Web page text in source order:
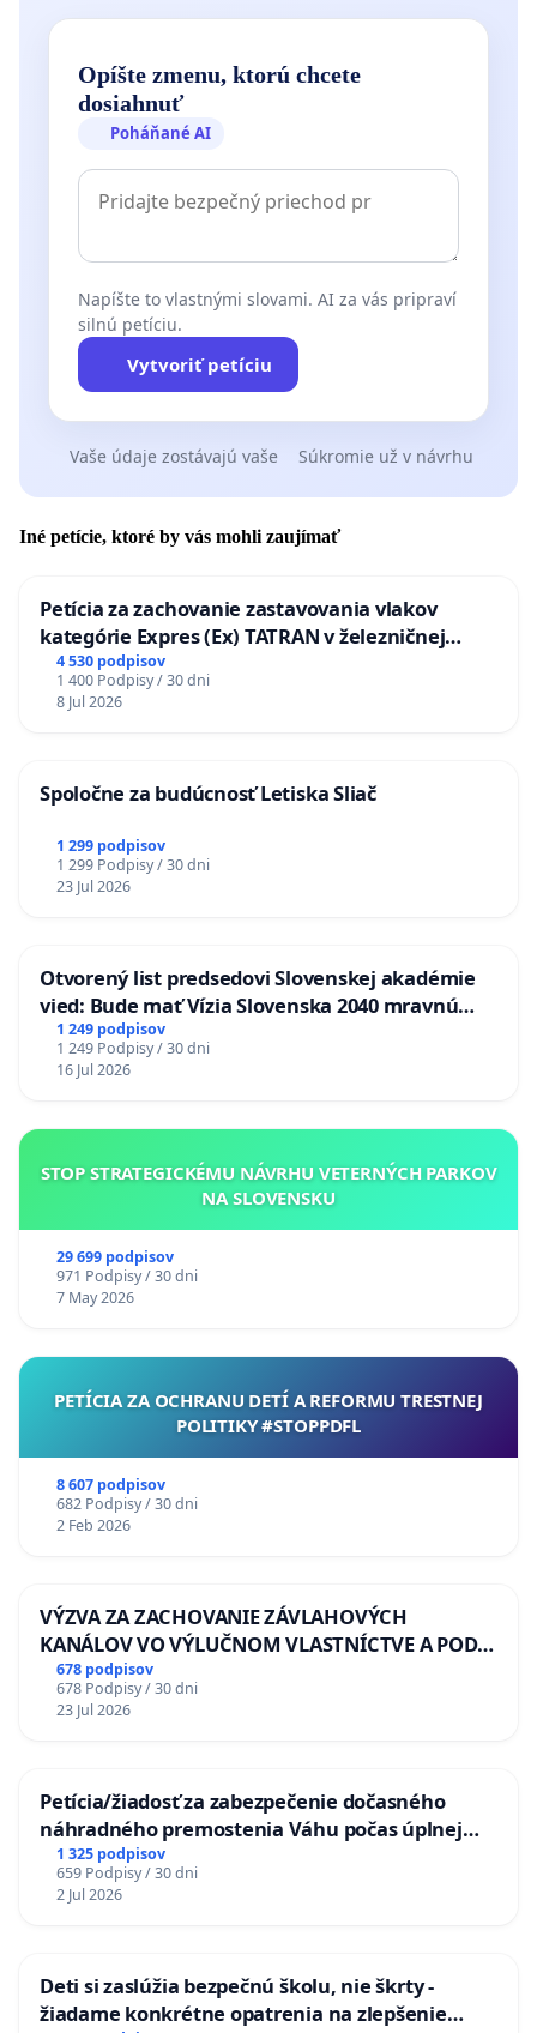
Opíšte zmenu, ktorú chcete
dosiahnuť
Poháňané AI
Napíšte to vlastnými slovami. AI za vás pripraví
silnú petíciu.
Vytvoriť petíciu
Vaše údaje zostávajú vaše Súkromie už v návrhu
Iné petície, ktoré by vás mohli zaujímať
Petícia za zachovanie zastavovania vlakov
kategórie Expres (Ex) TATRAN v železničnej
stanici Púchov
4 530 podpisov
1 400 Podpisy / 30 dni
8 Jul 2026
Spoločne za budúcnosť Letiska Sliač
1 299 podpisov
1 299 Podpisy / 30 dni
23 Jul 2026
Otvorený list predsedovi Slovenskej akadémie
vied: Bude mať Vízia Slovenska 2040 mravnú
chrbticu?
1 249 podpisov
1 249 Podpisy / 30 dni
16 Jul 2026
STOP STRATEGICKÉMU NÁVRHU VETERNÝCH PARKOV
NA SLOVENSKU
29 699 podpisov
971 Podpisy / 30 dni
7 May 2026
PETÍCIA ZA OCHRANU DETÍ A REFORMU TRESTNEJ
POLITIKY #STOPPDFL
8 607 podpisov
682 Podpisy / 30 dni
2 Feb 2026
VÝZVA ZA ZACHOVANIE ZÁVLAHOVÝCH
KANÁLOV VO VÝLUČNOM VLASTNÍCTVE A POD
KONTROLOU SLOVENSKEJ REPUBLIKY & žiadosť
na riešenie zanedbaného stavu závlahových a
odvodňovacích kanálov na Slovensku
678 podpisov
678 Podpisy / 30 dni
23 Jul 2026
Petícia/žiadosť za zabezpečenie dočasného
náhradného premostenia Váhu počas úplnej
uzávery Vážskeho mosta v Komárne
1 325 podpisov
659 Podpisy / 30 dni
2 Jul 2026
Deti si zaslúžia bezpečnú školu, nie škrty -
žiadame konkrétne opatrenia na zlepšenie